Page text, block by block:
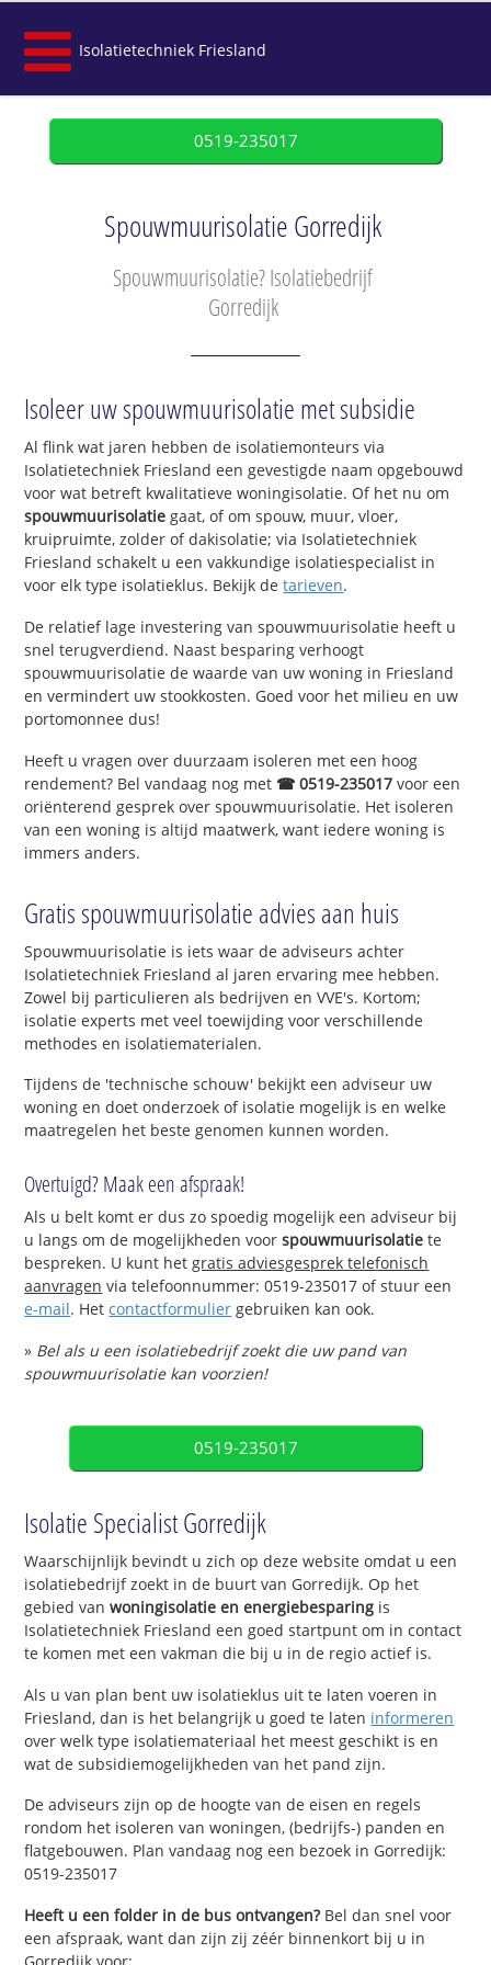
Isolatietechniek Friesland
0519-235017
Spouwmuurisolatie Gorredijk
Spouwmuurisolatie? Isolatiebedrijf
Gorredijk
Isoleer uw spouwmuurisolatie met subsidie
Al flink wat jaren hebben de isolatiemonteurs via
Isolatietechniek Friesland een gevestigde naam opgebouwd
voor wat betreft kwalitatieve woningisolatie. Of het nu om
spouwmuurisolatie gaat, of om spouw, muur, vloer,
kruipruimte, zolder of dakisolatie; via Isolatietechniek
Friesland schakelt u een vakkundige isolatiespecialist in
voor elk type isolatieklus. Bekijk detarieven.
De relatief lage investering van spouwmuurisolatie heeft u
snel terugverdiend. Naast besparing verhoogt
spouwmuurisolatie de waarde van uw woning in Friesland
en vermindert uw stookkosten. Goed voor het milieu en uw
portomonnee dus!
Heeft u vragen over duurzaam isoleren met een hoog
rendement? Bel vandaag nog met ☎ 0519-235017 voor een
oriënterend gesprek over spouwmuurisolatie. Het isoleren
van een woning is altijd maatwerk, want iedere woning is
immers anders.
Gratis spouwmuurisolatie advies aan huis
Spouwmuurisolatie is iets waar de adviseurs achter
Isolatietechniek Friesland al jaren ervaring mee hebben.
Zowel bij particulieren als bedrijven en VVE's. Kortom;
isolatie experts met veel toewijding voor verschillende
methodes en isolatiematerialen.
Tijdens de 'technische schouw' bekijkt een adviseur uw
woning en doet onderzoek of isolatie mogelijk is en welke
maatregelen het beste genomen kunnen worden.
Overtuigd? Maak een afspraak!
Als u belt komt er dus zo spoedig mogelijk een adviseur bij
u langs om de mogelijkheden voorspouwmuurisolatie te
bespreken. U kunt hetgratis adviesgesprek telefonisch
aanvragen via telefoonnummer: 0519-235017 of stuur een
e-mail. Hetcontactformulier gebruiken kan ook.
» Bel als u een isolatiebedrijf zoekt die uw pand van
spouwmuurisolatie kan voorzien!
0519-235017
Isolatie Specialist Gorredijk
Waarschijnlijk bevindt u zich op deze website omdat u een
isolatiebedrijf zoekt in de buurt van Gorredijk. Op het
gebied vanwoningisolatie en energiebesparing is
Isolatietechniek Friesland een goed startpunt om in contact
te komen met een vakman die bij u in de regio actief is.
Als u van plan bent uw isolatieklus uit te laten voeren in
Friesland, dan is het belangrijk u goed te laten informeren
over welk type isolatiemateriaal het meest geschikt is en
wat de subsidiemogelijkheden van het pand zijn.
De adviseurs zijn op de hoogte van de eisen en regels
rondom het isoleren van woningen, (bedrijfs-) panden en
flatgebouwen. Plan vandaag nog een bezoek in Gorredijk:
0519-235017
Heeft u een folder in de bus ontvangen?Bel dan snel voor
een afspraak, want dan zijn zij zéér binnenkort bij u in